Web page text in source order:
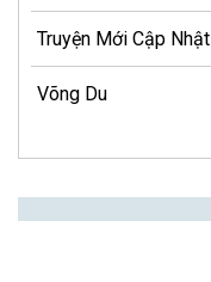
Truyện Mới Cập Nhật
Võng Du